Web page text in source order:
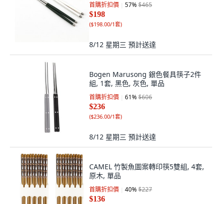
首購折扣價 57%$465
$198
($198.00/1套)
8/12 星期三 預計送達
Bogen Marusong 銀色餐具筷子2件
組, 1套, 黑色, 灰色, 單品
首購折扣價 61%$606
$236
($236.00/1套)
8/12 星期三 預計送達
CAMEL 竹製魚圖案轉印筷5雙組, 4套,
原木, 單品
首購折扣價 40%$227
$136